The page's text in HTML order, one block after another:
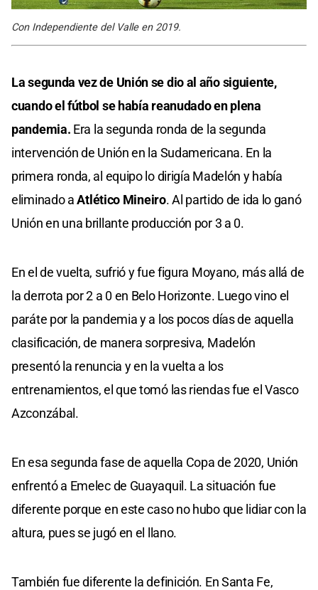
Con Independiente del Valle en 2019.
La segunda vez de Unión se dio al año siguiente,
cuando el fútbol se había reanudado en plena
pandemia. Era la segunda ronda de la segunda
intervención de Unión en la Sudamericana. En la
primera ronda, al equipo lo dirigía Madelón y había
eliminado aAtlético Mineiro. Al partido de ida lo ganó
Unión en una brillante producción por 3 a 0.
En el de vuelta, sufrió y fue figura Moyano, más allá de
la derrota por 2 a 0 en Belo Horizonte. Luego vino el
paráte por la pandemia y a los pocos días de aquella
clasificación, de manera sorpresiva, Madelón
presentó la renuncia y en la vuelta a los
entrenamientos, el que tomó las riendas fue el Vasco
Azconzábal.
En esa segunda fase de aquella Copa de 2020, Unión
enfrentó a Emelec de Guayaquil. La situación fue
diferente porque en este caso no hubo que lidiar con la
altura, pues se jugó en el llano.
También fue diferente la definición. En Santa Fe,